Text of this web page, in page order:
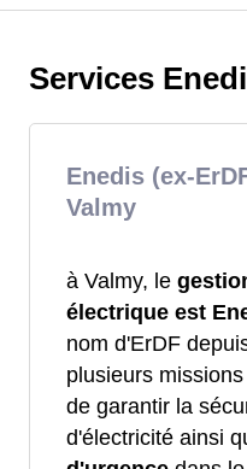
Services
Enedis (ex-
Valmy
à Valmy, le
électrique est
nom d'ErDF
plusieurs
de garantir la
d'électricité ainsi